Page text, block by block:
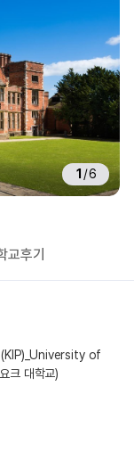
1 /6
교후기
of
크 대학교)